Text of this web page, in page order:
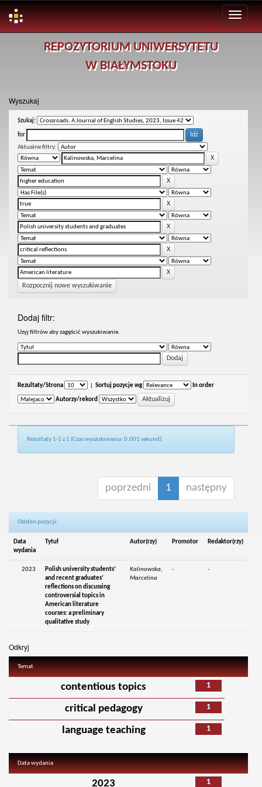
REPOZYTORIUM UNIWERSYTETU
W BIAŁYMSTOKU
Wyszukaj
Szukaj:
for
Aktualne filtry:
Rozpocznij nowe wyszukiwanie
Dodaj filtr:
Uzyj filtrów aby zagęścić wyszukiwanie.
Rezultaty/Strona Sortuj pozycje wg In order
Autorzy/rekord
Rezultaty 1-1 z 1 (Czas wyszukiwania: 0.001 sekund).
poprzedni 1 następny
Odsłon pozycji:
Data
wydania
Tytuł Autor(rzy) Promotor Redaktor(rzy)
2023
Polish university students’
and recent graduates’
reflections on discussing
controversial topics in
American literature
courses: a preliminary
qualitative study
Kalinowska,
Marcelina
- -
Odkryj
Temat
1
contentious topics
1
critical pedagogy
1
language teaching
Data wydania
1
2023